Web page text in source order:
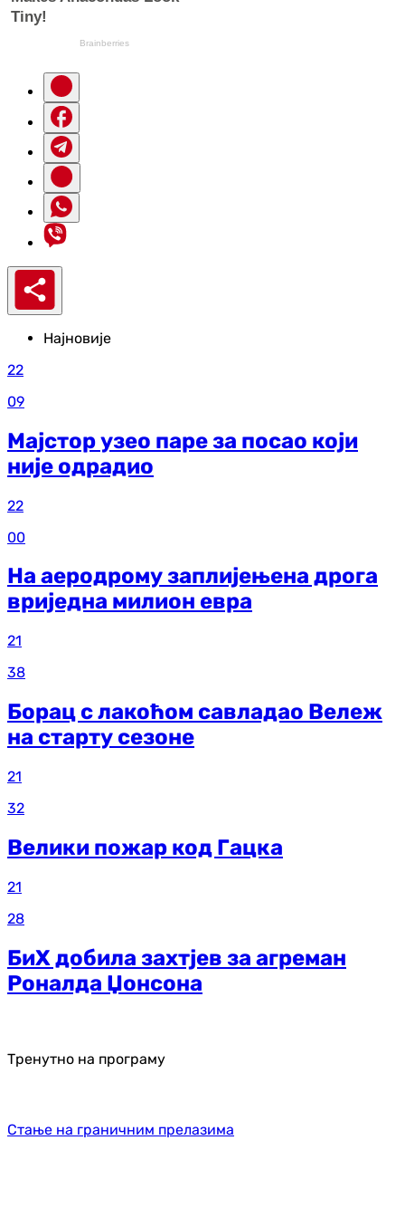
Најновије
22
09
Мајстор узео паре за посао који
није одрадио
22
00
На аеродрому заплијењена дрога
вриједна милион евра
21
38
Борац с лакоћом савладао Вележ
на старту сезоне
21
32
Велики пожар код Гацка
21
28
БиХ добила захтјев за агреман
Роналда Џонсона
Тренутно на програму
Стање на граничним прелазима